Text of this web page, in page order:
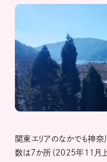
関東エリアのなかでも神奈
数は7か所（2025年11月上